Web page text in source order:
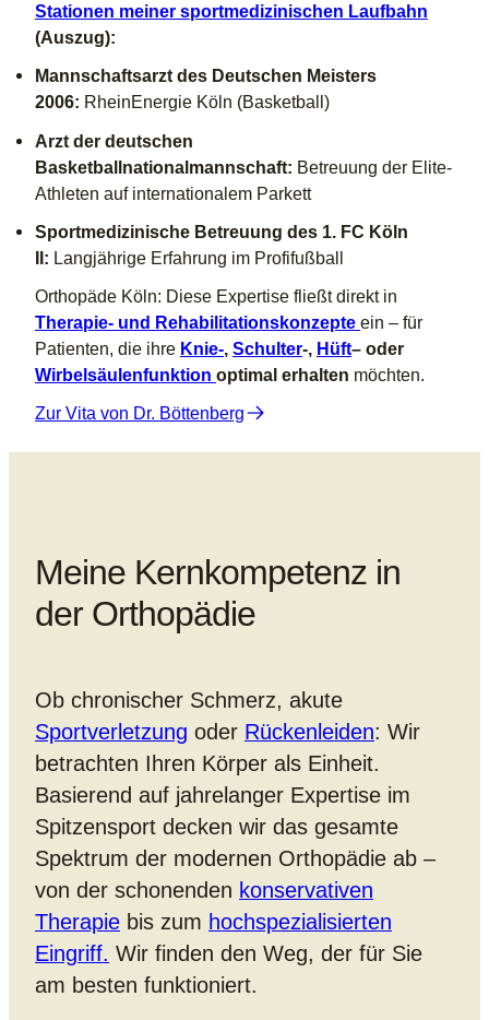
Stationen meiner sportmedizinischen Laufbahn
(Auszug):
Mannschaftsarzt des Deutschen Meisters
2006: RheinEnergie Köln (Basketball)
Arzt der deutschen
Basketballnationalmannschaft: Betreuung der Elite-
Athleten auf internationalem Parkett
Sportmedizinische Betreuung des 1. FC Köln
II: Langjährige Erfahrung im Profifußball
Orthopäde Köln: Diese Expertise fließt direkt in
Therapie- und Rehabilitationskonzepte ein – für
Patienten, die ihre Knie-, Schulter-, Hüft– oder
Wirbelsäulenfunktion optimal erhalten möchten.
Zur Vita von Dr. Böttenberg
Meine Kernkompetenz in
der Orthopädie
Ob chronischer Schmerz, akute
Sportverletzung oder Rückenleiden: Wir
betrachten Ihren Körper als Einheit.
Basierend auf jahrelanger Expertise im
Spitzensport decken wir das gesamte
Spektrum der modernen Orthopädie ab –
von der schonenden konservativen
Therapie bis zum hochspezialisierten
Eingriff. Wir finden den Weg, der für Sie
am besten funktioniert.